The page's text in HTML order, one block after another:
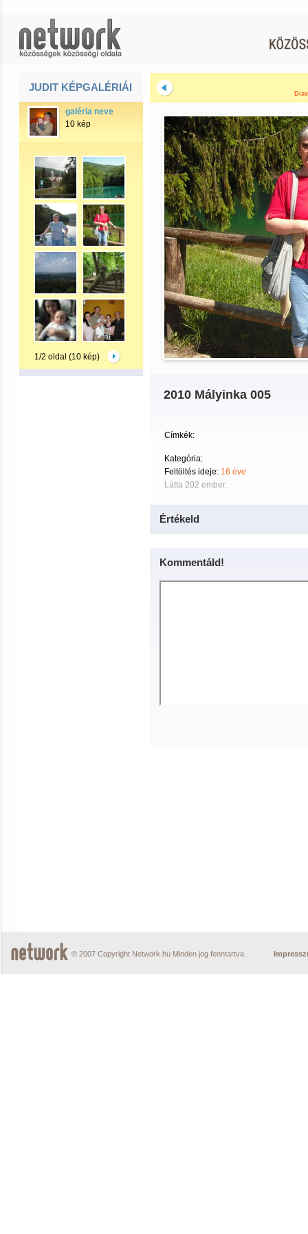
JUDIT KÉPGALÉRIÁI
galéria neve
10 kép
1/2 oldal (10 kép)
2010 Mályinka 005
Címkék:
Kategória:
Feltöltés ideje: 16 éve
Látta 202 ember.
Értékeld
Kommentáld!
© 2007 Copyright Network.hu Minden jog fenntartva.